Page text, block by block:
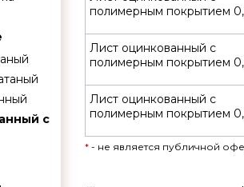
с
полимерным покрытием
Лист оцинкованный с
полимерным покрытием
Лист оцинкованный с
полимерным покрытием
*- не является публичной